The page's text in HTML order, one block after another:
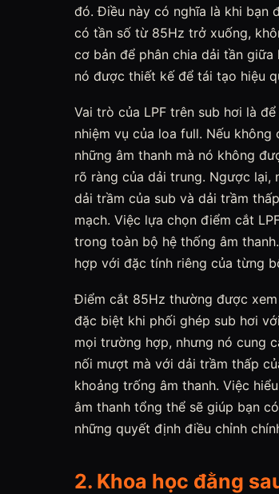
đó. Điều này có nghĩa là khi bạn
có tần số từ 85Hz trở xuống,
cơ bản để phân chia dải tần
nó được thiết kế để tái tạo hiệu
Vai trò của LPF trên sub hơi là
nhiệm vụ của loa full. Nếu
những âm thanh mà nó không
rõ ràng của dải trung. Ngược lại,
dải trầm của sub và dải trầm
mạch. Việc lựa chọn điểm cắt
trong toàn bộ hệ thống âm
hợp với đặc tính riêng của từng
Điểm cắt 85Hz thường được
đặc biệt khi phối ghép sub hơi
mọi trường hợp, nhưng nó cung
nối mượt mà với dải trầm thấp
khoảng trống âm thanh. Việc
âm thanh tổng thể sẽ giúp bạn
những quyết định điều chỉnh
2. Khoa học đằng